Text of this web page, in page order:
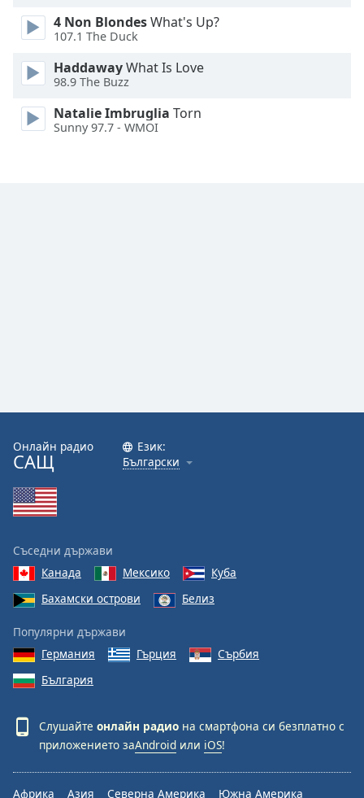
Text
Color
Opacity
Style
Font
Done
Close
Modal
End
dialog
window.
4 Non BlondesWhat's Up?
107.1 The Duck
HaddawayWhat Is Love
98.9 The Buzz
Natalie Imbruglia Torn
Sunny 97.7 - WMOI
Онлайн радио
САЩ
Език:
Български
Съседни държави
Канада
Мексико
Куба
Бахамски острови
Белиз
Популярни държави
Германия
Гърция
Сърбия
България
Слушайте онлайн радио на смартфона си безплатно с
приложението заAndroid или iOS!
Африка Азия Северна Америка Южна Америка